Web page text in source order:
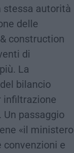
stessa autorità
delle
construction
di
La
bilancio
infiltrazione
passaggio
«il ministero
e